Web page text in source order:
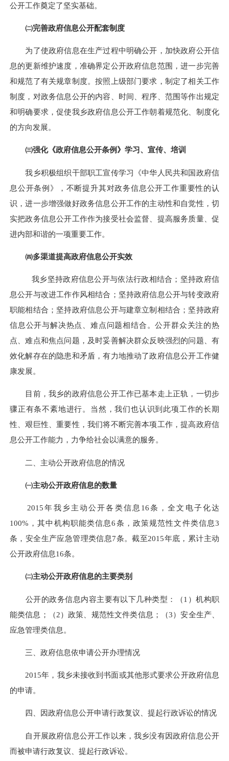
公开工作奠定了坚实基础。
㈡完善政府信息公开配套制度
为了使政府信息在生产过程中明确公开，加快政府公开信
息的更新维护速度，准确界定公开政府信息范围，进一步完善
和规范了有关规章制度。按照上级部门要求，制定了相关工作
制度，对政务信息公开的内容、时间、程序、范围等作出规定
和明确要求，促使我乡政府信息公开工作朝着规范化、制度化
的方向发展。
㈢强化《政府信息公开条例》学习、宣传、培训
我乡积极组织干部职工宣传学习《中华人民共和国政府信
息公开条例》，不断提升其对政务信息公开工作重要性的认
识，进一步增强做好政务信息公开工作的主动性和自觉性，切
实把政务信息公开工作作为接受社会监督、提高服务质量、促
进内部和谐的一项重要工作。
㈣多渠道提高政府信息公开实效
我乡坚持政府信息公开与依法行政相结合；坚持政府信
息公开与改进工作作风相结合；坚持政府信息公开与转变政府
职能相结合；坚持政府信息公开与建章立制相结合；坚持政府
信息公开与解决热点、难点问题相结合。公开群众关注的热
点、难点和焦点问题，及时妥善解决群众反映强烈的问题、有
效化解存在的隐患和矛盾，有力地推动了政府信息公开工作健
康发展。
目前，我乡的政府信息公开工作已基本走上正轨，一切步
骤正有条不紊地进行。当然，我们也认识到此项工作的长期
性、艰巨性、重要性，我们将不断完善本项工作，提高政府信
息公开工作能力，力争给社会以满意的服务。
二、主动公开政府信息的情况
㈠主动公开政府信息的数量
2015年我 乡主动公开各类信息 16条，全文电子化达
100%，其中机构职能类信息6条，政策规范性文件类信息3
条，安全生产应急管理类信息7条。截至2015年底，累计主动
公开政府信息16条。
㈡主动公开政府信息的主要类别
公开的政务信息内容主要有以下几种类型：（1）机构职
能类信息；（2）政策、规范性文件类信息；（3）安全生产、
应急管理类信息。
三、政府信息依申请公开办理情况
2015年，我乡未接收到书面或其他形式要求公开政府信息
的申请。
四 、因政府信息公开申请行政复议、提起行政诉讼的情况
自开展政府信息公开工作以来，我乡没有因政府信息公开
而被申请行政复议、提起行政诉讼。